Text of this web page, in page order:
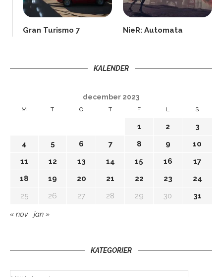
Gran Turismo 7 NieR: Automata
KALENDER
december 2023
M T O T F L S
1 2
3
4
5 6 7 8 9
10
11
12 13 14 15 16
17
18
19 20 21 22 23
24
25
26 27 28 29 30 31
« nov jan »
KATEGORIER